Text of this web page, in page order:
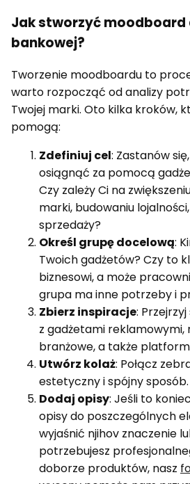
Jak stworzyć moodboard
bankowej?
Tworzenie moodboardu to
warto rozpocząć od analizy
Twojej marki. Oto kilka kroków,
pomogą:
Zdefiniuj cel: Zastanów
osiągnąć za pomocą
Czy zależy Ci na
marki, budowaniu
sprzedaży?
Określ grupę docelową:
Twoich gadżetów? Czy to
biznesowi, a może
grupa ma inne potrzeby i
Zbierz inspiracje:
z gadżetami reklamowymi,
branżowe, a także
Utwórz kolaż: Połącz
estetyczny i spójny sposób.
Dodaj opisy: Jeśli to
opisy do poszczególnych
wyjaśnić njihov znaczenie
potrzebujesz
doborze produktów, nasz